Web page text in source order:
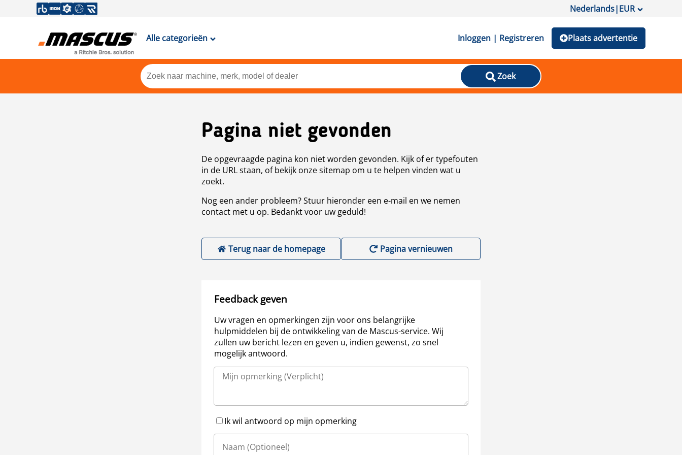
Nederlands|EUR
Alle categorieën Inloggen | Registreren Plaats advertentie
Zoek
Pagina niet gevonden
De opgevraagde pagina kon niet worden gevonden. Kijk of er typefouten
in de URL staan, of bekijk onze sitemap om u te helpen vinden wat u
zoekt.
Nog een ander probleem? Stuur hieronder een e-mail en we nemen
contact met u op. Bedankt voor uw geduld!
Terug naar de homepage Pagina vernieuwen
Feedback geven
Uw vragen en opmerkingen zijn voor ons belangrijke
hulpmiddelen bij de ontwikkeling van de Mascus-service. Wij
zullen uw bericht lezen en geven u, indien gewenst, zo snel
mogelijk antwoord.
Ik wil antwoord op mijn opmerking